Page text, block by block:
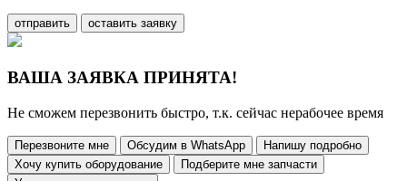
отправить оставить заявку
ВАША ЗАЯВКА ПРИНЯТА!
Не сможем перезвонить быстро, т.к. сейчас нерабочее время
Перезвоните мне Обсудим в WhatsApp
Напишу подробно
Хочу купить оборудование
Подберите мне запчасти